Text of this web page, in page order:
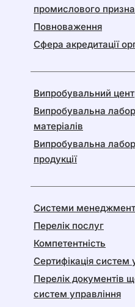
промислового
Повноваження
Сфера акредитації
Випробувальний
Випробувальна
матеріалів
Випробувальна
продукції
Системи
Перелік послуг
Компетентність
Сертифікація систем
Перелік документів
систем управління